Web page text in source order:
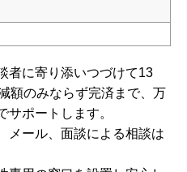
者に寄り添いつづけて13
額のみならず完済まで、万
サポートします。
メール、面談による相談は